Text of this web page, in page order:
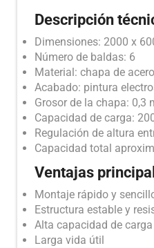
Descripción
Dimensiones: 2000 x
Número de baldas: 6
Material: chapa de
Acabado: pintura
Grosor de la chapa: 0,3
Capacidad de carga:
Regulación de altura
Capacidad total
Ventajas
Montaje rápido y
Estructura estable y
Alta capacidad de carga
Larga vida útil